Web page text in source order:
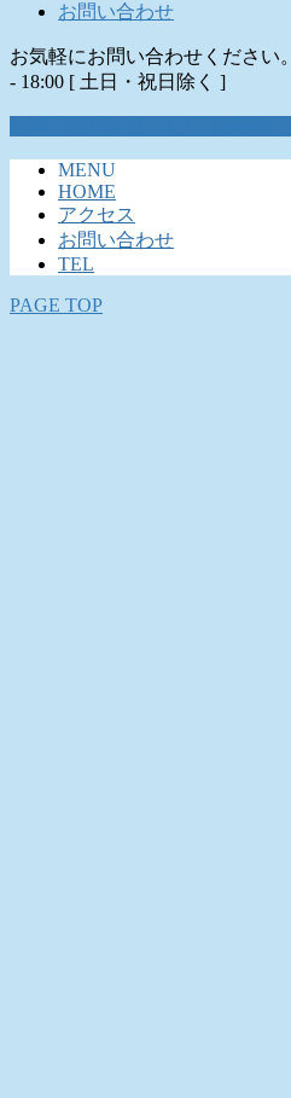
お問い合わせ
お気軽にお問い合わせください。
- 18:00 [ 土日・祝日除く ]
MENU
HOME
アクセス
お問い合わせ
TEL
PAGE TOP